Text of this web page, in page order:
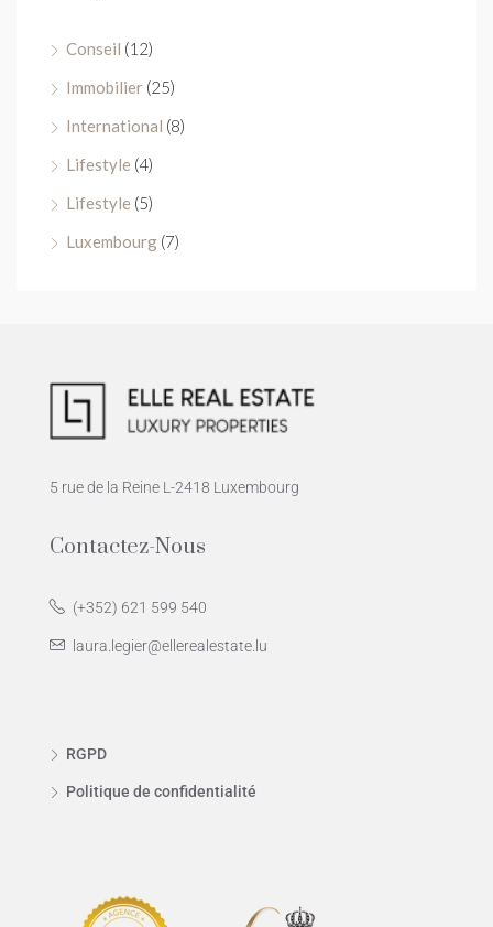
Conseil (12)
Immobilier (25)
International (8)
Lifestyle (4)
Lifestyle (5)
Luxembourg (7)
5 rue de la Reine L-2418 Luxembourg
Contactez-Nous
(+352) 621 599 540
laura.legier@ellerealestate.lu
RGPD
Politique de confidentialité